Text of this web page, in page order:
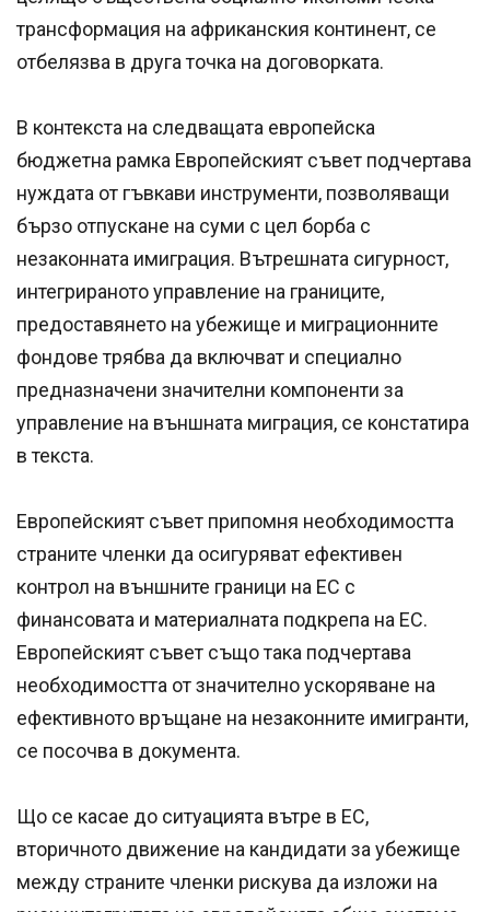
трансформация на африканския континент, се
отбелязва в друга точка на договорката.
В контекста на следващата европейска
бюджетна рамка Европейският съвет подчертава
нуждата от гъвкави инструменти, позволяващи
бързо отпускане на суми с цел борба с
незаконната имиграция. Вътрешната сигурност,
интегрираното управление на границите,
предоставянето на убежище и миграционните
фондове трябва да включват и специално
предназначени значителни компоненти за
управление на външната миграция, се констатира
в текста.
Европейският съвет припомня необходимостта
страните членки да осигуряват ефективен
контрол на външните граници на ЕС с
финансовата и материалната подкрепа на ЕС.
Европейският съвет също така подчертава
необходимостта от значително ускоряване на
ефективното връщане на незаконните имигранти,
се посочва в документа.
Що се касае до ситуацията вътре в ЕС,
вторичното движение на кандидати за убежище
между страните членки рискува да изложи на